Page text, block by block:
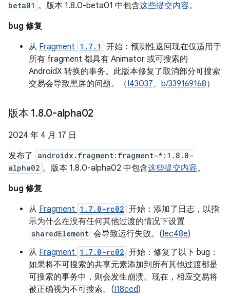
beta01 。版本 1.8.0-beta01 中包含这些提交内容。
bug 修复
从 Fragment 1.7.1
开始：预测性返回现在仅适用于
所有 fragment 都具有 Animator 或可搜索的
AndroidX 转换的事务。此版本修复了取消部分可搜索
交易会导致黑屏的问题。（I43037、 b/339169168）
版本 1.8.0-alpha02
2024 年 4 月 17 日
发布了
androidx.fragment:fragment-*:1.8.0-
alpha02 。版本 1.8.0-alpha02 中包含这些提交内容。
bug 修复
从 Fragment 1.7.0-rc02 开始：添加了日志，以指
示为什么在没有任何其他过渡的情况下设置
sharedElement 会导致运行失败。(Iec48e)
从 Fragment 1.7.0-rc02 开始：修复了以下 bug：
如果将不可搜索的共享元素添加到所有其他过渡都是
可搜索的事务中，则会发生崩溃。现在，相应交易将
被正确视为不可搜索。(I18ccd)